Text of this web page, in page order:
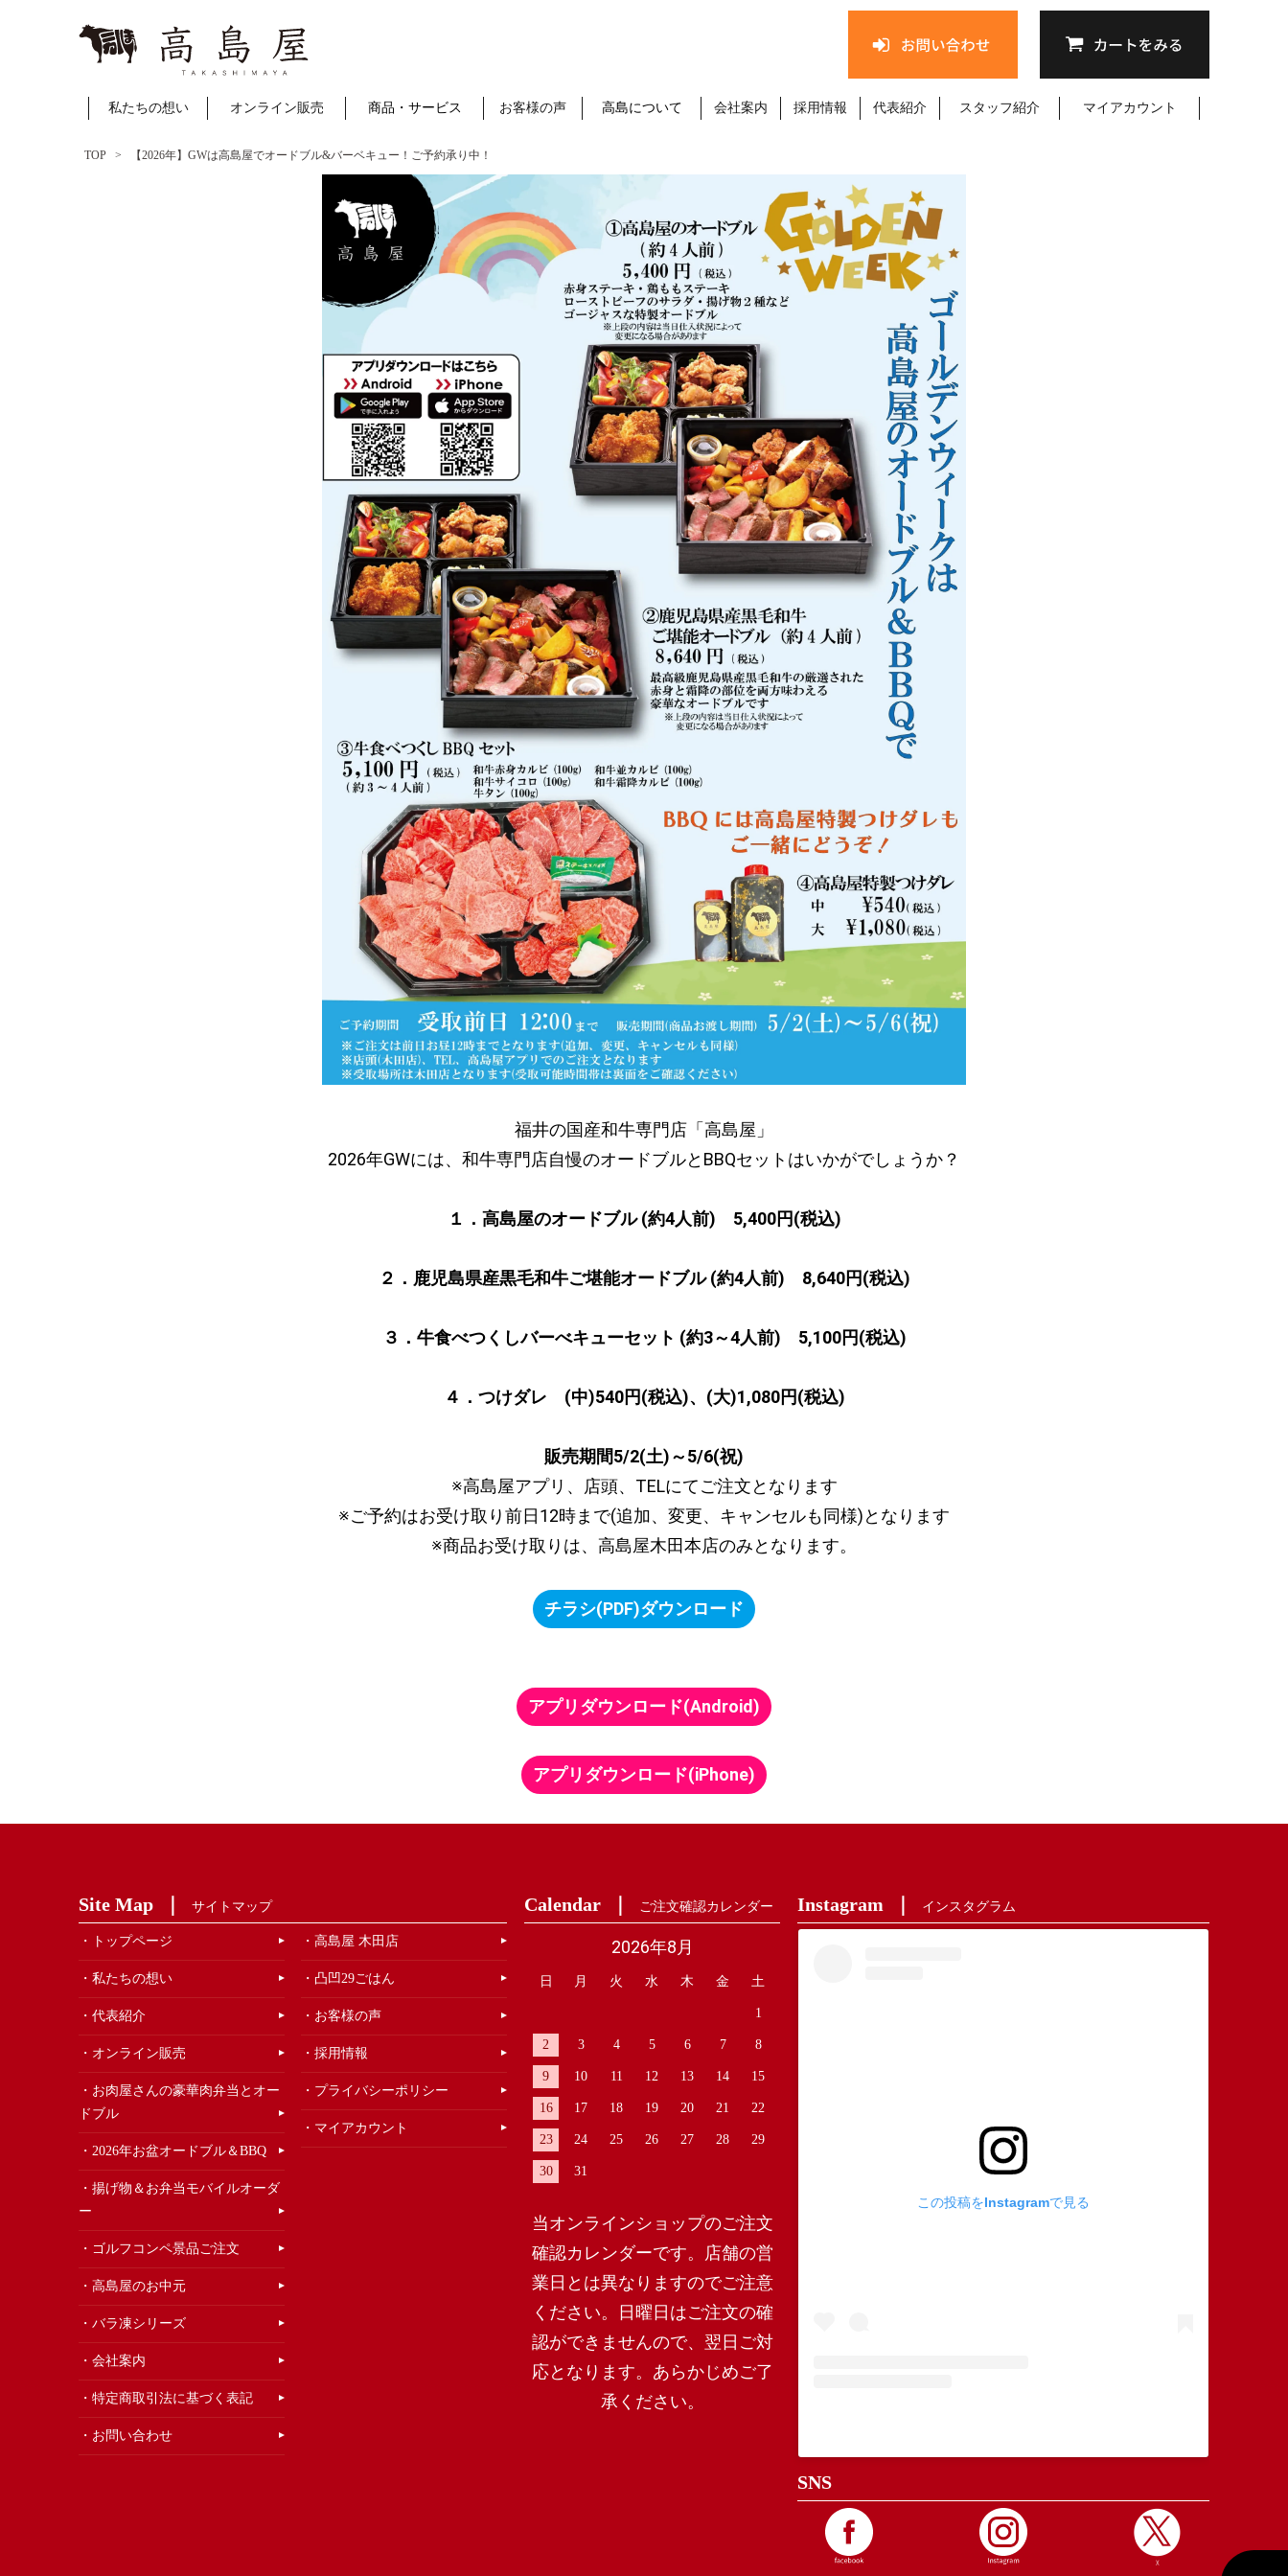
私たちの想い オンライン販売 商品・サービス お客様の声 高島について 会社案内 採用情報 代表紹介 スタッフ紹介 マイアカウント
TOP 【2026年】GWは高島屋でオードブル&バーベキュー！ご予約承り中！
福井の国産和牛専門店「高島屋」
2026年GWには、和牛専門店自慢のオードブルとBBQセットはいかがでしょうか？
１．高島屋のオードブル (約4人前) 5,400円(税込)
２．鹿児島県産黒毛和牛ご堪能オードブル (約4人前) 8,640円(税込)
３．牛食べつくしバーべキューセット (約3～4人前) 5,100円(税込)
４．つけダレ (中)540円(税込)、(大)1,080円(税込)
販売期間5/2(土)～5/6(祝)
※高島屋アプリ、店頭、TELにてご注文となります
※ご予約はお受け取り前日12時まで(追加、変更、キャンセルも同様)となります
※商品お受け取りは、高島屋木田本店のみとなります。
チラシ(PDF)ダウンロード
アプリダウンロード(Android)
アプリダウンロード(iPhone)
Site Map サイトマップ
トップページ
私たちの想い
代表紹介
オンライン販売
お肉屋さんの豪華肉弁当とオー
ドブル
2026年お盆オードブル＆BBQ
揚げ物＆お弁当モバイルオーダ
ー
ゴルフコンペ景品ご注文
高島屋のお中元
バラ凍シリーズ
会社案内
特定商取引法に基づく表記
お問い合わせ
高島屋 木田店
凸凹29ごはん
お客様の声
採用情報
プライバシーポリシー
マイアカウント
Calendar ご注文確認カレンダー
2026年8月
日 月 火 水 木 金 土
1
2 3 4 5 6 7 8
9 10 11 12 13 14 15
16 17 18 19 20 21 22
23 24 25 26 27 28 29
30 31
当オンラインショップのご注文
確認カレンダーです。店舗の営
業日とは異なりますのでご注意
ください。日曜日はご注文の確
認ができませんので、翌日ご対
応となります。あらかじめご了
承ください。
Instagram インスタグラム
この投稿をInstagramで見る
SNS